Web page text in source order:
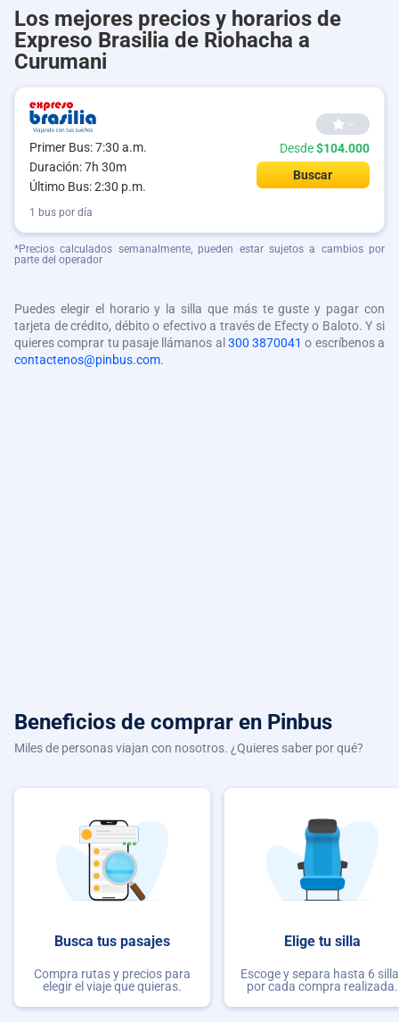
Los mejores precios y horarios de
Expreso Brasilia de Riohacha a
Curumani
Primer Bus: 7:30 a.m.
Duración: 7h 30m
Último Bus: 2:30 p.m.
--
Desde$104.000
Buscar
1 bus por día
*Precios calculados semanalmente, pueden estar sujetos a cambios por
parte del operador
Puedes elegir el horario y la silla que más te guste y pagar con
tarjeta de crédito, débito o efectivo a través de Efecty o Baloto. Y si
quieres comprar tu pasaje llámanos al 300 3870041 o escríbenos a
contactenos@pinbus.com.
Beneficios de comprar en Pinbus
Miles de personas viajan con nosotros. ¿Quieres saber por qué?
Busca tus pasajes
Compra rutas y precios para
elegir el viaje que quieras.
Elige tu silla
Escoge y separa hasta 6
por cada compra realizada.